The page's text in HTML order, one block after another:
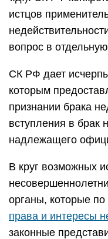
истцов
вопрос в
СК РФ дает
которым
признании брака
вступления в брак
надлежащего
В круг возможных
органы, которые по
права и интересы
законные